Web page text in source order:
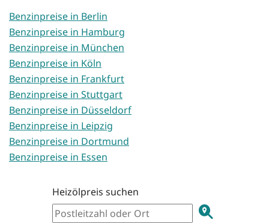
Benzinpreise in Berlin
Benzinpreise in Hamburg
Benzinpreise in München
Benzinpreise in Köln
Benzinpreise in Frankfurt
Benzinpreise in Stuttgart
Benzinpreise in Düsseldorf
Benzinpreise in Leipzig
Benzinpreise in Dortmund
Benzinpreise in Essen
Heizölpreis suchen